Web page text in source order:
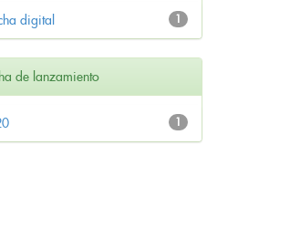
1
digital
de lanzamiento
1